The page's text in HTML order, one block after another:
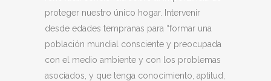
proteger nuestro único hogar. Intervenir
desde edades tempranas para “formar una
población mundial consciente y preocupada
con el medio ambiente y con los problemas
asociados, y que tenga conocimiento, aptitud,